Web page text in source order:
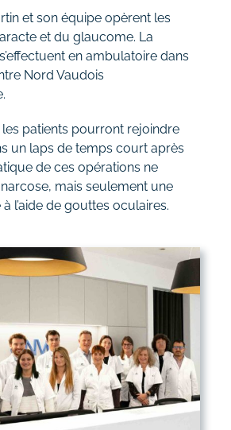
et son équipe opèrent les
et du glaucome. La
en ambulatoire dans
Nord Vaudois
les patients pourront rejoindre
un laps de temps court après
de ces opérations ne
mais seulement une
l’aide de gouttes oculaires.